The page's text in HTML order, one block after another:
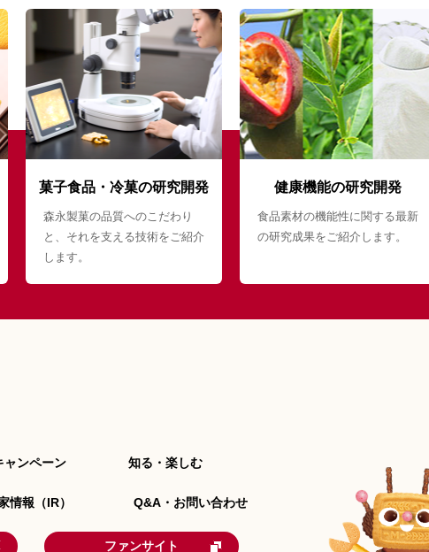
菓子食品・冷菓の研究開発
森永製菓の品質へのこだわり
と、それを支える技術をご紹介
します。
健康機能の研究開発
食品素材の機能性に関する最新
の研究成果をご紹介します。
ャンペーン 知る・楽しむ
情報（IR） Q&A・お問い合わせ
ファンサイト